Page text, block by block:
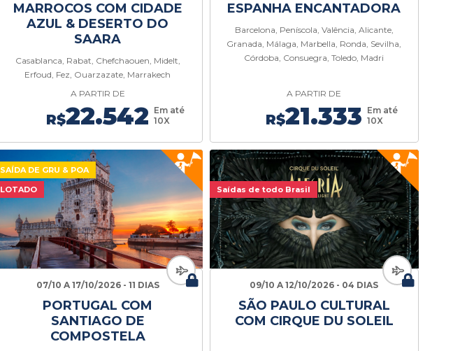
MARROCOS COM CIDADE
AZUL & DESERTO DO
SAARA
Casablanca, Rabat, Chefchaouen, Midelt,
Erfoud, Fez, Ouarzazate, Marrakech
A PARTIR DE
R$22.542 Em até
10X
ESPANHA ENCANTADORA
Barcelona, Peníscola, Valência, Alicante,
Granada, Málaga, Marbella, Ronda, Sevilha,
Córdoba, Consuegra, Toledo, Madri
A PARTIR DE
R$21.333 Em até
10X
SAÍDA DE GRU & POA
LOTADO
07/10 A 17/10/2026 - 11 DIAS
PORTUGAL COM
SANTIAGO DE
COMPOSTELA
Saídas de todo Brasil
09/10 A 12/10/2026 - 04 DIAS
SÃO PAULO CULTURAL
COM CIRQUE DU SOLEIL